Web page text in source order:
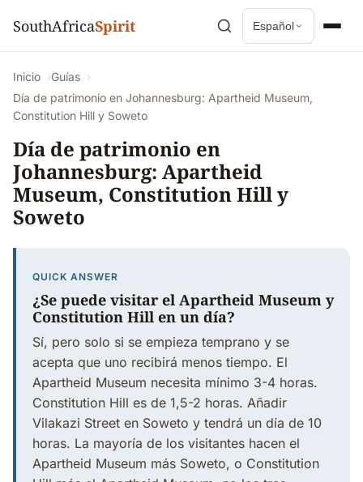
SouthAfricaSpirit Español
Inicio
Guías
Día de patrimonio en Johannesburg: Apartheid Museum,
Constitution Hill y Soweto
Día de patrimonio en
Johannesburg: Apartheid
Museum, Constitution Hill y
Soweto
QUICK ANSWER
¿Se puede visitar el Apartheid Museum y
Constitution Hill en un día?
Sí, pero solo si se empieza temprano y se
acepta que uno recibirá menos tiempo. El
Apartheid Museum necesita mínimo 3-4 horas.
Constitution Hill es de 1,5-2 horas. Añadir
Vilakazi Street en Soweto y tendrá un día de 10
horas. La mayoría de los visitantes hacen el
Apartheid Museum más Soweto, o Constitution